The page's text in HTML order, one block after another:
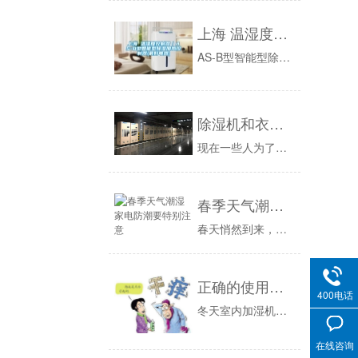
上海 温湿度控制器／AS-B型智能型除湿加热控制器(最好电器)
AS-B型智能型除湿加热控制器热烈庆祝电子（上海办事处）正式成立！！AS-B型智能型除湿加热控制器（智能温湿度控制器）免费销售热线：400-...
除湿机和衣物烘干机区别
现在一些人为了追求生活的舒适性，家里都配置了除湿机和衣服烘干机。从表面上去看，家用除湿机和衣服烘干机都是为了除湿，一个是解决家庭环境的潮湿，...
春季天气潮湿 家电防潮要特别注意
春天悄然到来，潮湿下雨天气逐渐增多，殊不知这样的天气也是家电潜在的杀手。许多人发现家里的电视有时候开机后画面模糊不清，过三五分钟后才正常；空...
正确的使用加湿器才能达到健康的效果，不要适得其反
冬天室内加湿机加湿不要过头：冬天空气干燥，特别是我国北方地区，本来空气就干燥，加上室内有取暖设备，空气就更加干燥了，所以室内加湿是非常有必要...
400电话
在线咨询